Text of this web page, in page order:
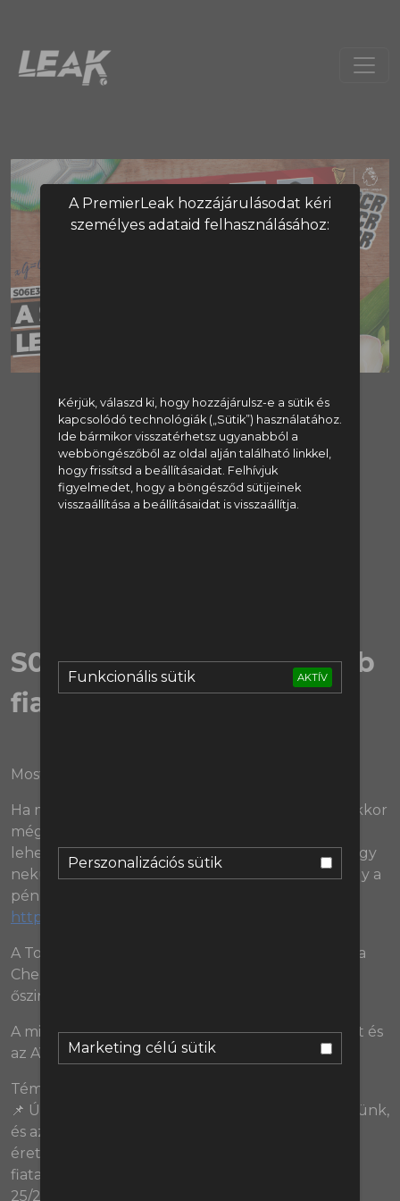
A PremierLeak hozzájárulásodat kéri
személyes adataid felhasználásához:
Kérjük, válaszd ki, hogy hozzájárulsz-e a sütik és
kapcsolódó technológiák („Sütik”) használatához.
Ide bármikor visszatérhetsz ugyanabból a
webböngészőből az oldal alján található linkkel,
hogy frissítsd a beállításaidat. Felhívjuk
figyelmedet, hogy a böngésződ sütijeinek
visszaállítása a beállításaidat is visszaállítja.
Funkcionális sütik AKTÍV
Perszonalizációs sütik
Marketing célú sütik
A tartalom megtekintéséhez
regisztrálj:
Regisztráció
vagy lépj be:
S06E36 | A szezon legjobb
fiataljai 25/26
Most tényleg csak a húszéveseké a világ!
Ha most regisztráltok az xtb-n az alábbi linken, akkor
még a Manchester Unitednél is részvényesek
lehettek! Viszont ne csak azt ne felejtsétek el, hogy
nekünk az a jó, ha egy csapat nem jó, hanem hogy a
pénzeteket mindig tudatosan fektessétek be:
https://geolink.xtb.com/L8KwA
A Tourette-percekben: összeesküvés elméletek a
Chelsea-nél, MMA harcos Brightonban, és a túl
őszinte edző.
A mikrofonokat és podcast keverőnket a Relacart és
az AV365.hu biztosította.
Témák:
📌 Úgy döntöttünk, hogy új hagyományt teremtünk,
és az előző szezonhoz hasonlóan a ballagások és
érettségik apropóján kifejezzük csodálatunkat a
fiatalság felé, és szépen átbeszéljük, kik voltak a
25/26-os szezon legjobb fiatal játékosai, hogy kik